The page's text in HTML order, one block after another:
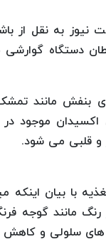
نیوز به نقل از
دستگاه
بنفش مانند
اکسیدان موجود
و قلبی می شود.
با بیان اینکه
مانند گوجه
سلولی و کاهش